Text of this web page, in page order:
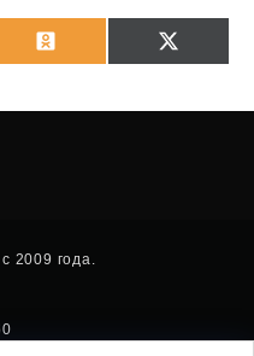
OdnoklassnikiX
2009 года.